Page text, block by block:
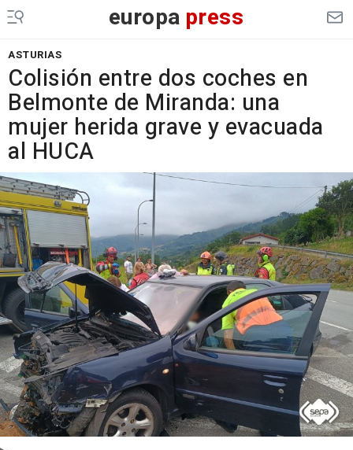
europa press
ASTURIAS
Colisión entre dos coches en
Belmonte de Miranda: una
mujer herida grave y evacuada
al HUCA